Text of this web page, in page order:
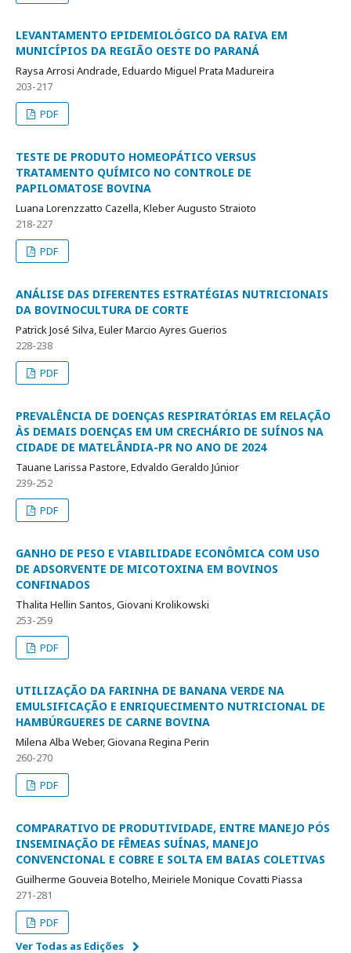
LEVANTAMENTO EPIDEMIOLÓGICO DA RAIVA EM
MUNICÍPIOS DA REGIÃO OESTE DO PARANÁ
Raysa Arrosi Andrade, Eduardo Miguel Prata Madureira
203-217
PDF
TESTE DE PRODUTO HOMEOPÁTICO VERSUS
TRATAMENTO QUÍMICO NO CONTROLE DE
PAPILOMATOSE BOVINA
Luana Lorenzzatto Cazella, Kleber Augusto Straioto
218-227
PDF
ANÁLISE DAS DIFERENTES ESTRATÉGIAS NUTRICIONAIS
DA BOVINOCULTURA DE CORTE
Patrick José Silva, Euler Marcio Ayres Guerios
228-238
PDF
PREVALÊNCIA DE DOENÇAS RESPIRATÓRIAS EM RELAÇÃO
ÀS DEMAIS DOENÇAS EM UM CRECHÁRIO DE SUÍNOS NA
CIDADE DE MATELÂNDIA-PR NO ANO DE 2024
Tauane Larissa Pastore, Edvaldo Geraldo Júnior
239-252
PDF
GANHO DE PESO E VIABILIDADE ECONÔMICA COM USO
DE ADSORVENTE DE MICOTOXINA EM BOVINOS
CONFINADOS
Thalita Hellin Santos, Giovani Krolikowski
253-259
PDF
UTILIZAÇÃO DA FARINHA DE BANANA VERDE NA
EMULSIFICAÇÃO E ENRIQUECIMENTO NUTRICIONAL DE
HAMBÚRGUERES DE CARNE BOVINA
Milena Alba Weber, Giovana Regina Perin
260-270
PDF
COMPARATIVO DE PRODUTIVIDADE, ENTRE MANEJO PÓS
INSEMINAÇÃO DE FÊMEAS SUÍNAS, MANEJO
CONVENCIONAL E COBRE E SOLTA EM BAIAS COLETIVAS
Guilherme Gouveia Botelho, Meiriele Monique Covatti Piassa
271-281
PDF
Ver Todas as Edições